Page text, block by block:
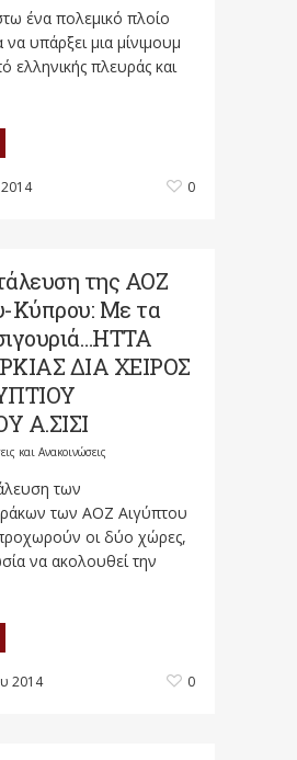
ένα πολεμικό πλοίο
υπάρξει μια μίνιμουμ
ελληνικής πλευράς και
0
της ΑΟΖ
Κύπρου: Με τα
ΔΙΑ ΧΕΙΡΟΣ
Α.ΣΙΣΙ
και Ανακοινώσεις
των
των ΑΟΖ Αιγύπτου
οι δύο χώρες,
να ακολουθεί την
2014 0